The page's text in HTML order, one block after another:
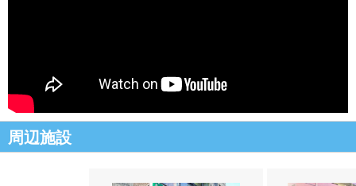
周辺施設